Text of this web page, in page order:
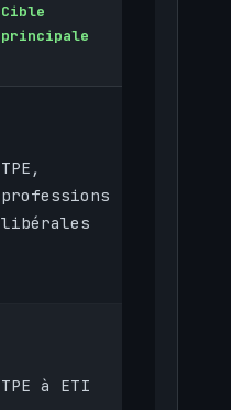
Cible
principale
TPE,
professions
libérales
TPE à ETI